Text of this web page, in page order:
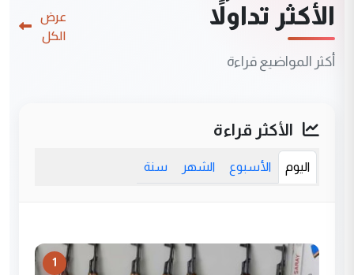
الأكثر تداولاً
أكثر المواضيع قراءة
عرض
الكل
الأكثر قراءة
اليوم الأسبوع الشهر سنة
1